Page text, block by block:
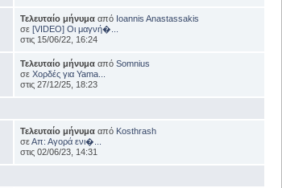
Τελευταίο μήνυμα από Ioannis Anastassakis
σε[VIDEO] Οι μαγνή�...
στις 15/06/22, 16:24
Τελευταίο μήνυμα απόSomnius
σεΧορδές για Yama...
στις 27/12/25, 18:23
Τελευταίο μήνυμα από Kosthrash
σεΑπ: Αγορά ενι�...
στις 02/06/23, 14:31